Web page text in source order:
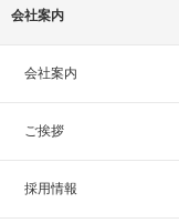
会社案内
会社案内
ご挨拶
採用情報